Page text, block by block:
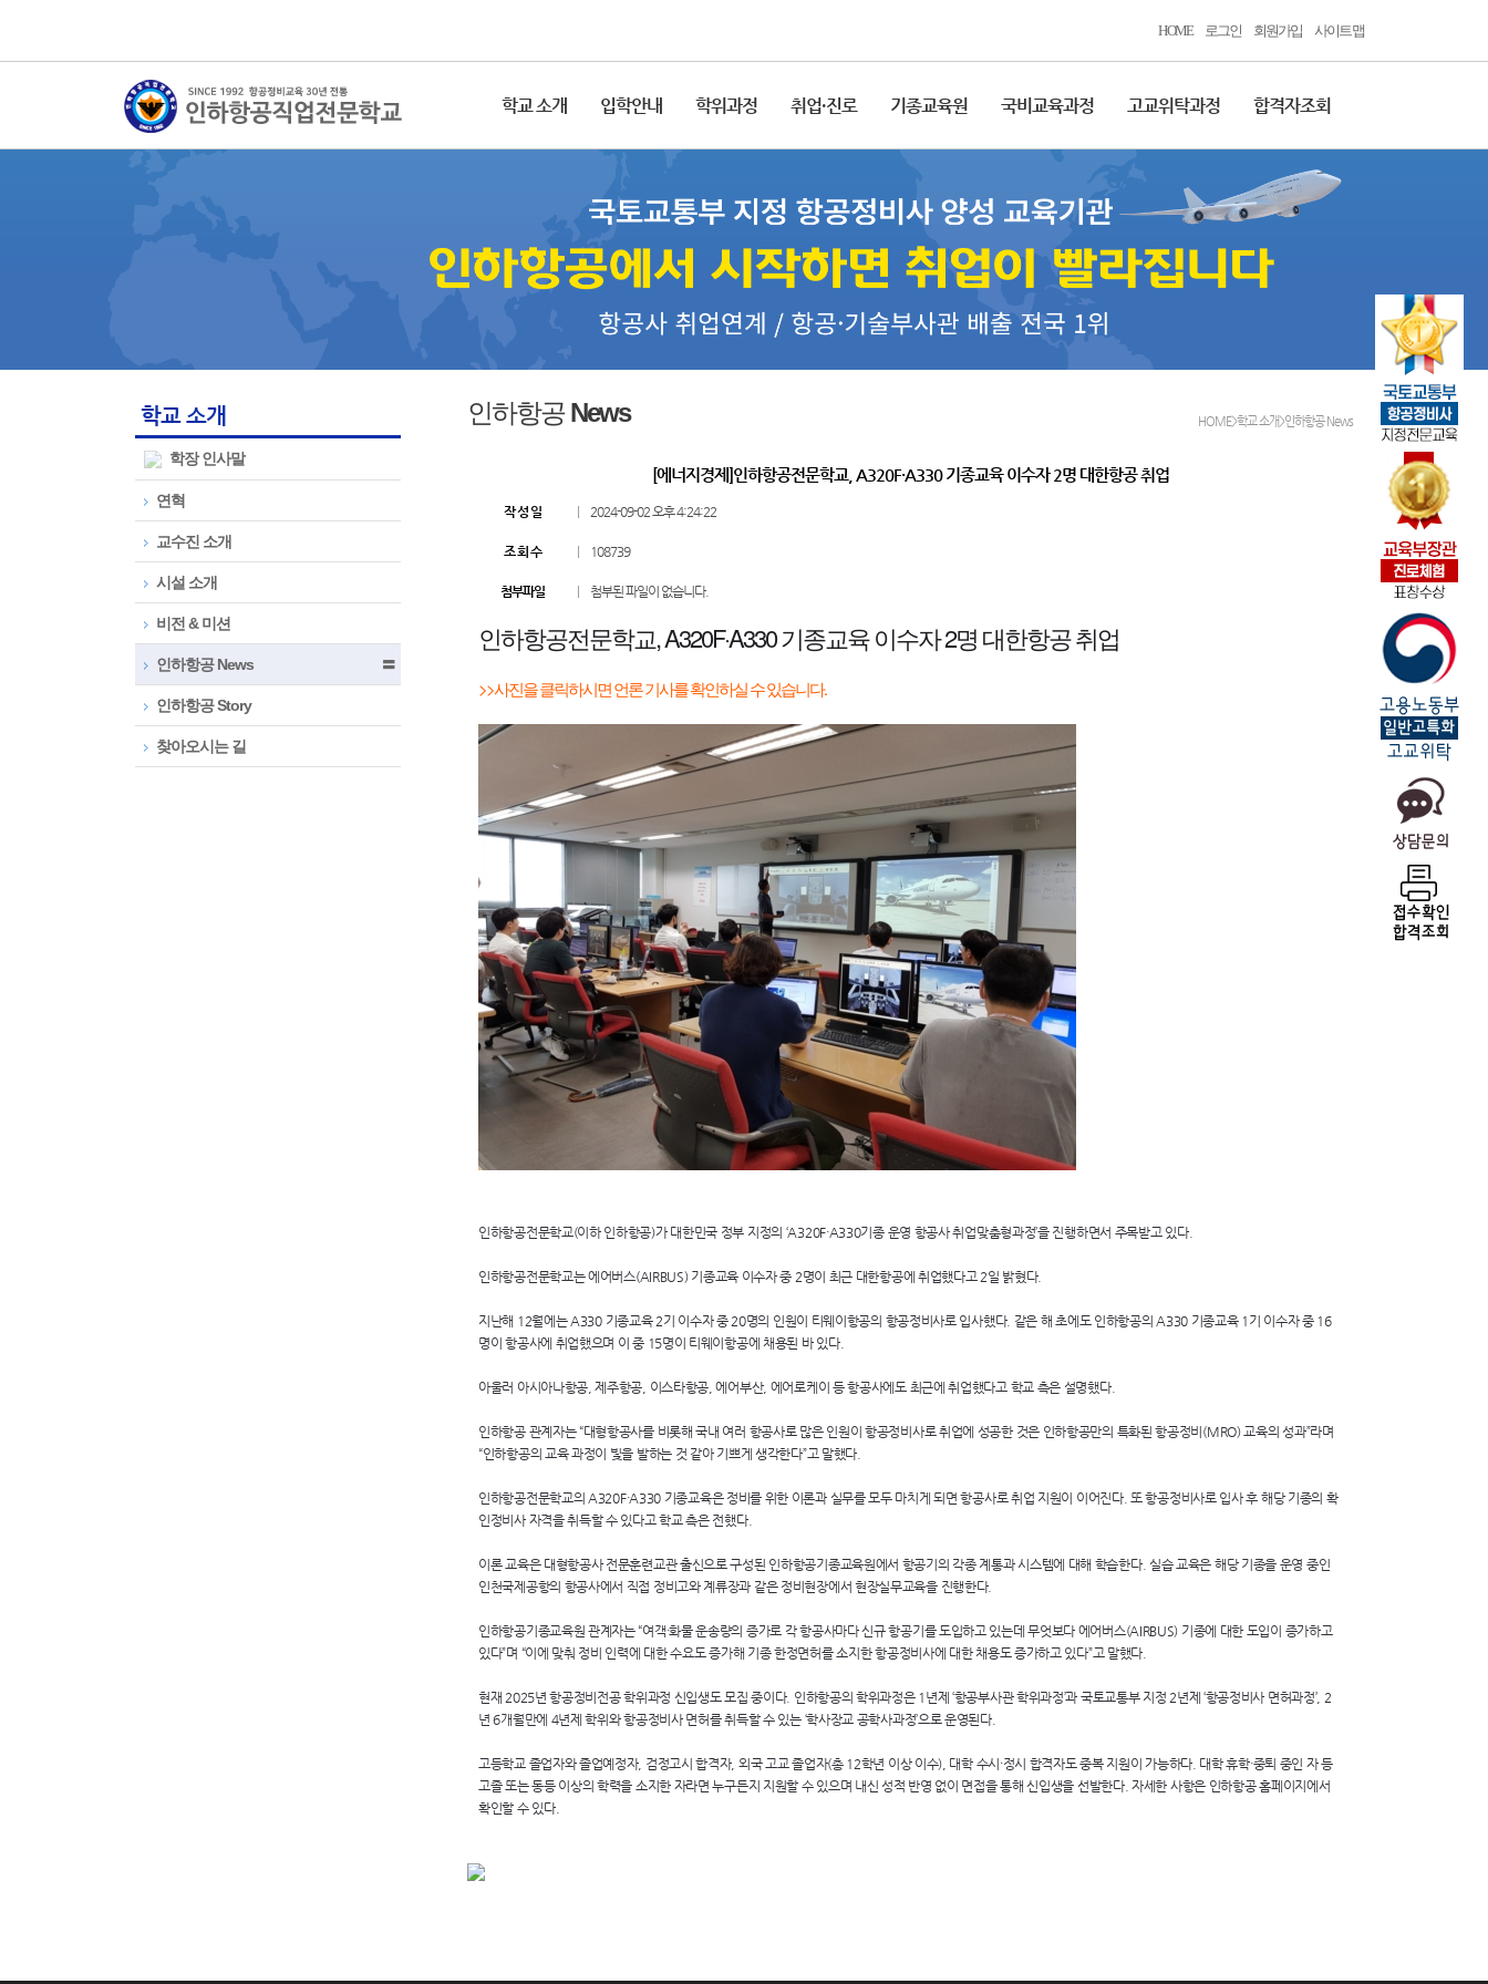
HOME 로그인 회원가입 사이트맵
학교 소개 입학안내 학위과정 취업·진로 기종교육원 국비교육과정 고교위탁과정 합격자조회
학교 소개
학장 인사말
연혁
교수진 소개
시설 소개
비전 & 미션
인하항공 News 〓
인하항공 Story
찾아오시는 길
인하항공 News HOME>학교 소개>인하항공 News
[에너지경제]인하항공전문학교, A320F·A330 기종교육 이수자 2명 대한항공 취업
작 성 일 2024-09-02 오후 4:24:22
조 회 수 108739
첨부파일 첨부된 파일이 없습니다.
인하항공전문학교, A320F·A330 기종교육 이수자 2명 대한항공 취업
>>사진을 클릭하시면 언론 기사를 확인하실 수 있습니다.
인하항공전문학교(이하 인하항공)가 대한민국 정부 지정의 ‘A320F·A330기종 운영 항공사 취업맞춤형과정’을 진행하면서 주목받고 있다.
인하항공전문학교는 에어버스(AIRBUS) 기종교육 이수자 중 2명이 최근 대한항공에 취업했다고 2일 밝혔다.
지난해 12월에는A330기종교육 2기 이수자 중 20명의 인원이 티웨이항공의 항공정비사로 입사했다. 같은 해 초에도 인하항공의A330기종교육 1기 이수자 중 16
명이 항공사에 취업했으며 이 중 15명이 티웨이항공에 채용된 바 있다.
아울러 아시아나항공, 제주항공, 이스타항공, 에어부산, 에어로케이 등 항공사에도 최근에 취업했다고 학교 측은 설명했다.
인하항공 관계자는 “대형항공사를 비롯해 국내 여러 항공사로 많은 인원이 항공정비사로 취업에 성공한 것은 인하항공만의 특화된 항공정비(MRO) 교육의 성과”라며
“인하항공의 교육 과정이 빛을 발하는 것 같아 기쁘게 생각한다”고 말했다.
인하항공전문학교의 A320F·A330 기종교육은 정비를 위한 이론과 실무를 모두 마치게 되면 항공사로 취업 지원이 이어진다. 또 항공정비사로 입사 후 해당 기종의 확
인정비사 자격을 취득할 수 있다고 학교 측은 전했다.
이론 교육은 대형항공사 전문훈련교관 출신으로 구성된 인하항공기종교육원에서 항공기의 각종 계통과 시스템에 대해 학습한다. 실습 교육은 해당 기종을 운영 중인
인천국제공항의 항공사에서 직접 정비고와 계류장과 같은 정비현장에서 현장실무교육을 진행한다.
인하항공기종교육원 관계자는 “여객·화물 운송량의 증가로 각 항공사마다 신규 항공기를 도입하고 있는데 무엇보다 에어버스(AIRBUS) 기종에 대한 도입이 증가하고
있다”며 “이에 맞춰 정비 인력에 대한 수요도 증가해 기종 한정면허를 소지한 항공정비사에 대한 채용도 증가하고 있다”고 말했다.
현재 2025년 항공정비전공 학위과정 신입생도 모집 중이다. 인하항공의 학위과정은 1년제 ‘항공부사관 학위과정’과 국토교통부 지정 2년제 ‘항공정비사 면허과정’, 2
년 6개월만에 4년제 학위와 항공정비사 면허를 취득할 수 있는 ‘학사장교 공학사과정’으로 운영된다.
고등학교 졸업자와 졸업예정자, 검정고시 합격자, 외국 고교 졸업자(총 12학년 이상 이수), 대학 수시·정시 합격자도 중복 지원이 가능하다. 대학 휴학·중퇴 중인 자 등
고졸 또는 동등 이상의 학력을 소지한 자라면 누구든지 지원할 수 있으며 내신 성적 반영 없이 면접을 통해 신입생을 선발한다. 자세한 사항은 인하항공 홈페이지에서
확인할 수 있다.